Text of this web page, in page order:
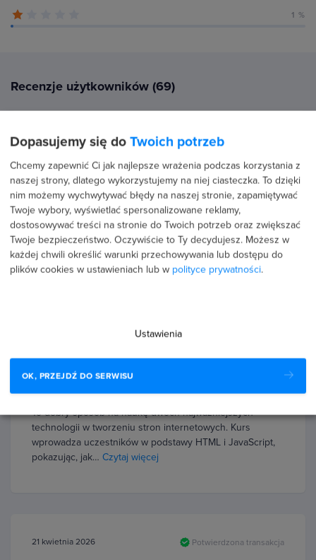
1 %
Recenzje użytkowników (69)
25 kwietnia 2026 Potwierdzona transakcja
Magdalena Blok
PROFIL PUBLICZNY
5.0
Super kurs z praktyką. Polecam
5.0
To dobry sposób na naukę dwóch najważniejszych
technologii w tworzeniu stron internetowych. Kurs
wprowadza uczestników w podstawy HTML i JavaScript,
pokazując, jak… Czytaj więcej
21 kwietnia 2026 Potwierdzona transakcja
Dopasujemy się do Twoich potrzeb
Chcemy zapewnić Ci jak najlepsze wrażenia podczas korzystania z
naszej strony, dlatego wykorzystujemy na niej ciasteczka. To dzięki
nim możemy wychwytywać błędy na naszej stronie, zapamiętywać
Twoje wybory, wyświetlać spersonalizowane reklamy,
dostosowywać treści na stronie do Twoich potrzeb oraz zwiększać
Twoje bezpieczeństwo. Oczywiście to Ty decydujesz. Możesz w
każdej chwili określić warunki przechowywania lub dostępu do
plików cookies w ustawieniach lub w polityce prywatności.
Ustawienia
OK, PRZEJDŹ DO SERWISU